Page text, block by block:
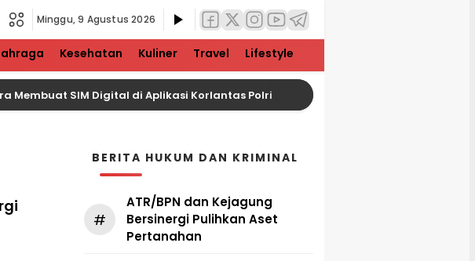
Minggu, 9 Agustus 2026
Kesehatan Kuliner Travel Lifestyle
Membuat SIM Digital di Aplikasi Korlantas Polri
BERITA HUKUM DAN KRIMINAL
#
ATR/BPN dan Kejagung
Bersinergi Pulihkan Aset
Pertanahan